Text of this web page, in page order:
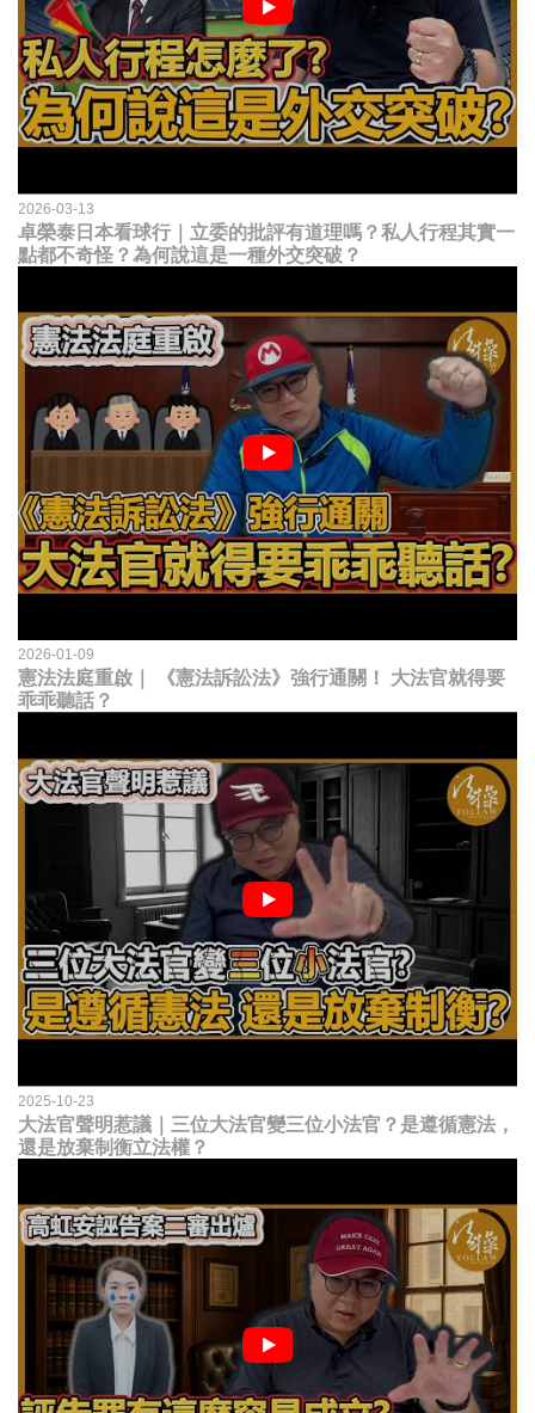
2026-03-13
卓榮泰日本看球行｜立委的批評有道理嗎？私人行程其實一
點都不奇怪？為何說這是一種外交突破？
2026-01-09
憲法法庭重啟｜ 《憲法訴訟法》強行通關！ 大法官就得要
乖乖聽話？
2025-10-23
大法官聲明惹議｜三位大法官變三位小法官？是遵循憲法，
還是放棄制衡立法權？